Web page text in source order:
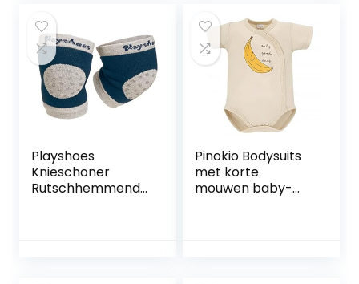
Playshoes
Knieschoner
Rutschhemmend
Pinokio Bodysuits
met korte
mouwen baby-